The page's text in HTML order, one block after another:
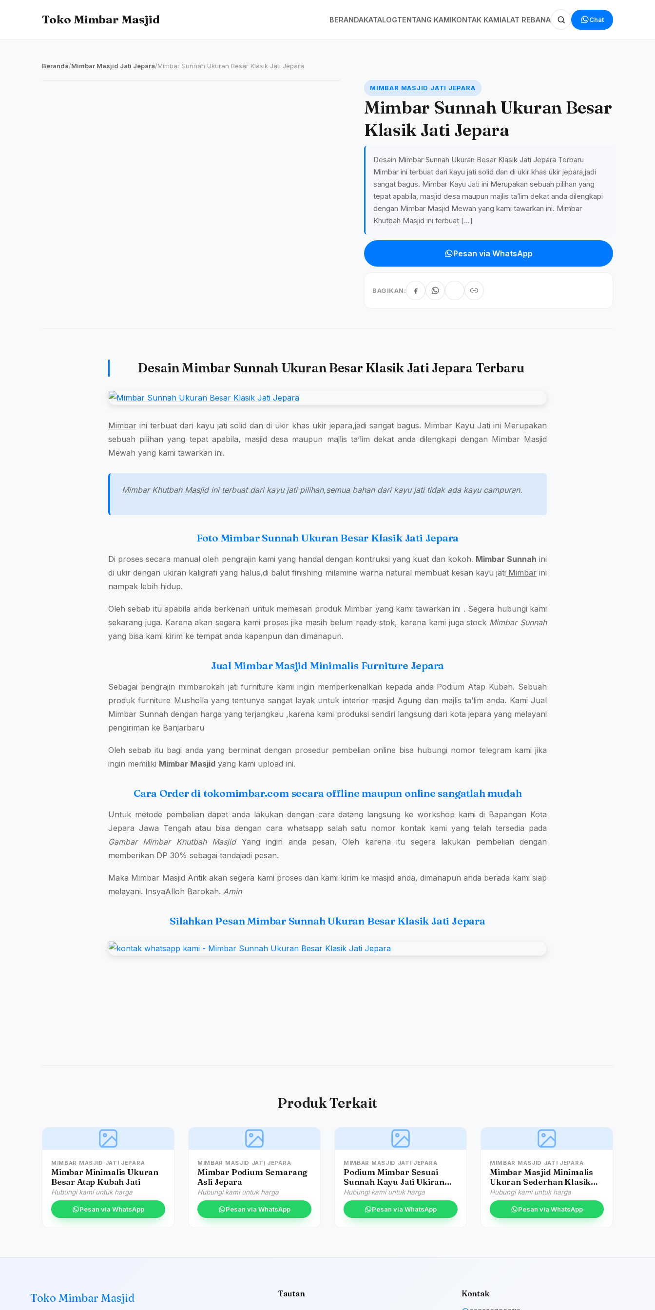
Toko Mimbar Masjid BERANDAKATALOGTENTANG KAMIKONTAK KAMIALAT REBANA Chat
Beranda/Mimbar Masjid Jati Jepara/Mimbar Sunnah Ukuran Besar Klasik Jati Jepara
MIMBAR MASJID JATI JEPARA
Mimbar Sunnah Ukuran Besar
Klasik Jati Jepara
Desain Mimbar Sunnah Ukuran Besar Klasik Jati Jepara Terbaru
Mimbar ini terbuat dari kayu jati solid dan di ukir khas ukir jepara,jadi
sangat bagus. Mimbar Kayu Jati ini Merupakan sebuah pilihan yang
tepat apabila, masjid desa maupun majlis ta’lim dekat anda dilengkapi
dengan Mimbar Masjid Mewah yang kami tawarkan ini. Mimbar
Khutbah Masjid ini terbuat […]
Pesan via WhatsApp
BAGIKAN:
Desain Mimbar Sunnah Ukuran Besar Klasik Jati Jepara Terbaru
Mimbar ini terbuat dari kayu jati solid dan di ukir khas ukir jepara,jadi sangat bagus. Mimbar Kayu Jati ini Merupakan
sebuah pilihan yang tepat apabila, masjid desa maupun majlis ta’lim dekat anda dilengkapi dengan Mimbar Masjid
Mewah yang kami tawarkan ini.
Mimbar Khutbah Masjid ini terbuat dari kayu jati pilihan,semua bahan dari kayu jati tidak ada kayu campuran.
Foto Mimbar Sunnah Ukuran Besar Klasik Jati Jepara
Di proses secara manual oleh pengrajin kami yang handal dengan kontruksi yang kuat dan kokoh. Mimbar Sunnah ini
di ukir dengan ukiran kaligrafi yang halus,di balut finishing milamine warna natural membuat kesan kayu jati Mimbarini
nampak lebih hidup.
Oleh sebab itu apabila anda berkenan untuk memesan produk Mimbar yang kami tawarkan ini . Segera hubungi kami
sekarang juga. Karena akan segera kami proses jika masih belum ready stok, karena kami juga stock Mimbar Sunnah
yang bisa kami kirim ke tempat anda kapanpun dan dimanapun.
Jual Mimbar Masjid Minimalis Furniture Jepara
Sebagai pengrajin mimbarokah jati furniture kami ingin memperkenalkan kepada anda Podium Atap Kubah. Sebuah
produk furniture Musholla yang tentunya sangat layak untuk interior masjid Agung dan majlis ta’lim anda. Kami Jual
Mimbar Sunnah dengan harga yang terjangkau ,karena kami produksi sendiri langsung dari kota jepara yang melayani
pengiriman ke Banjarbaru
Oleh sebab itu bagi anda yang berminat dengan prosedur pembelian online bisa hubungi nomor telegram kami jika
ingin memiliki Mimbar Masjid yang kami upload ini.
Cara Order di tokomimbar.com secara offline maupun online sangatlah mudah
Untuk metode pembelian dapat anda lakukan dengan cara datang langsung ke workshop kami di Bapangan Kota
Jepara Jawa Tengah atau bisa dengan cara whatsapp salah satu nomor kontak kami yang telah tersedia pada
Gambar Mimbar Khutbah MasjidYang ingin anda pesan, Oleh karena itu segera lakukan pembelian dengan
memberikan DP 30% sebagai tandajadi pesan.
Maka Mimbar Masjid Antik akan segera kami proses dan kami kirim ke masjid anda, dimanapun anda berada kami siap
melayani. InsyaAlloh Barokah. Amin
Silahkan Pesan Mimbar Sunnah Ukuran Besar Klasik Jati Jepara
Produk Terkait
MIMBAR MASJID JATI JEPARA
Mimbar Minimalis Ukuran
Besar Atap Kubah Jati
Hubungi kami untuk harga
Pesan via WhatsApp
MIMBAR MASJID JATI JEPARA
Mimbar Podium Semarang
Asli Jepara
Hubungi kami untuk harga
Pesan via WhatsApp
MIMBAR MASJID JATI JEPARA
Podium Mimbar Sesuai
Sunnah Kayu Jati Ukiran
Klasik Jepara
Hubungi kami untuk harga
Pesan via WhatsApp
MIMBAR MASJID JATI JEPARA
Mimbar Masjid Minimalis
Ukuran Sederhan Klasik
Kayu Jati
Hubungi kami untuk harga
Pesan via WhatsApp
Toko Mimbar Masjid Tautan Kontak